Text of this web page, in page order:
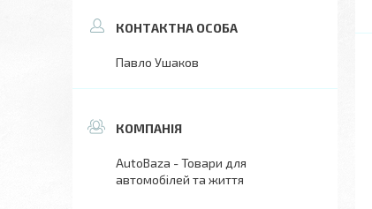
Павло Ушаков
AutoBaza - Товари для
автомобілей та життя